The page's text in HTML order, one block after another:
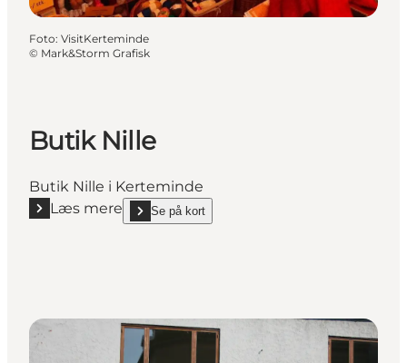
Foto: VisitKerteminde
© Mark&Storm Grafisk
Butik Nille
Butik Nille i Kerteminde
Læs mere
Læs mere "Butik Nille"
Se på kort
show Butik Nille on_map